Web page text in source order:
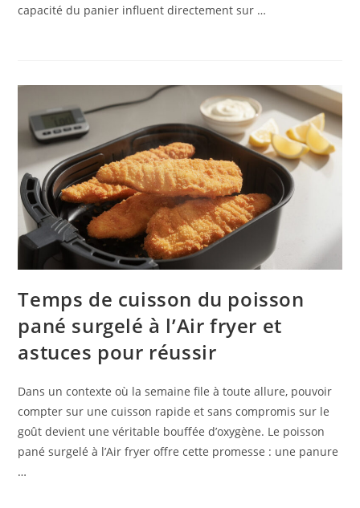
capacité du panier influent directement sur …
Temps de cuisson du poisson
pané surgelé à l’Air fryer et
astuces pour réussir
Dans un contexte où la semaine file à toute allure, pouvoir
compter sur une cuisson rapide et sans compromis sur le
goût devient une véritable bouffée d’oxygène. Le poisson
pané surgelé à l’Air fryer offre cette promesse : une panure
…